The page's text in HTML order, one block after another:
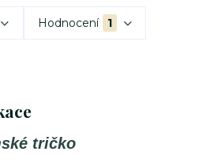
Hodnocení 1
tričko